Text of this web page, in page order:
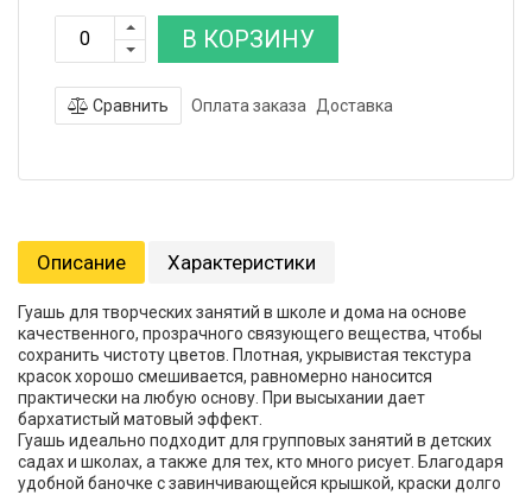
В КОРЗИНУ
Сравнить Оплата заказа Доставка
Описание Характеристики
Гуашь для творческих занятий в школе и дома на основе
качественного, прозрачного связующего вещества, чтобы
сохранить чистоту цветов. Плотная, укрывистая текстура
красок хорошо смешивается, равномерно наносится
практически на любую основу. При высыхании дает
бархатистый матовый эффект.
Гуашь идеально подходит для групповых занятий в детских
садах и школах, а также для тех, кто много рисует. Благодаря
удобной баночке с завинчивающейся крышкой, краски долго